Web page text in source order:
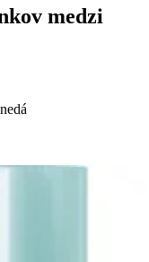
medzi